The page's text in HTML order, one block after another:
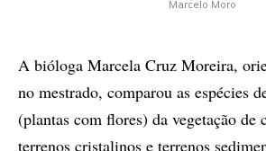
Marcelo Moro
A bióloga Marcela Cruz Moreira,
no mestrado, comparou as espécies
(plantas com flores) da vegetação de
terrenos cristalinos e terrenos